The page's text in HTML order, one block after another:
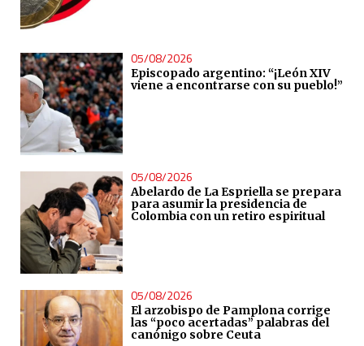
05/08/2026
Episcopado argentino: “¡León XIV
viene a encontrarse con su pueblo!”
05/08/2026
Abelardo de La Espriella se prepara
para asumir la presidencia de
Colombia con un retiro espiritual
05/08/2026
El arzobispo de Pamplona corrige
las “poco acertadas” palabras del
canónigo sobre Ceuta